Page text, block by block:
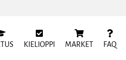
KIELIOPPI MARKET FAQ